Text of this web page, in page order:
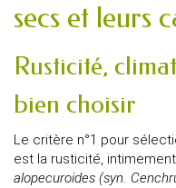
secs et leurs
Rusticité,
bien choisir
Le critère n°1 pour
est la rusticité,
alopecuroides (syn.